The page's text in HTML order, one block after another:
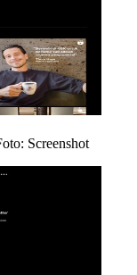
Screenshot